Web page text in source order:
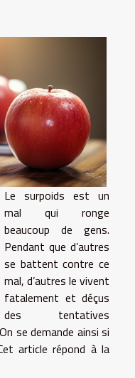
Le surpoids est un
mal qui ronge
beaucoup de gens.
Pendant que d’autres
se battent contre ce
mal, d’autres le vivent
fatalement et déçus
des tentatives
se demande ainsi si
article répond à la